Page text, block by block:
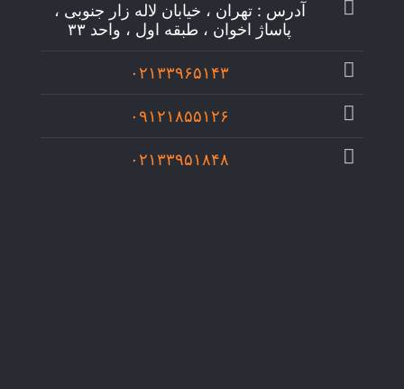
آدرس : تهران ، خیابان لاله زار جنوبی ،
پاساژ اخوان ، طبقه اول ، واحد ۳۳
۰۲۱۳۳۹۶۵۱۴۳
۰۹۱۲۱۸۵۵۱۲۶
۰۲۱۳۳۹۵۱۸۴۸